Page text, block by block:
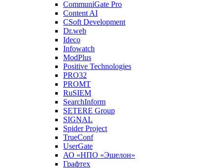
CommuniGate Pro
Content AI
CSoft Development
Dr.web
Ideco
Infowatch
ModPlus
Positive Technologies
PRO32
PROMT
RuSIEM
SearchInform
SETERE Group
SIGNAL
Spider Project
TrueConf
UserGate
АО «НПО «Эшелон»
Графтех